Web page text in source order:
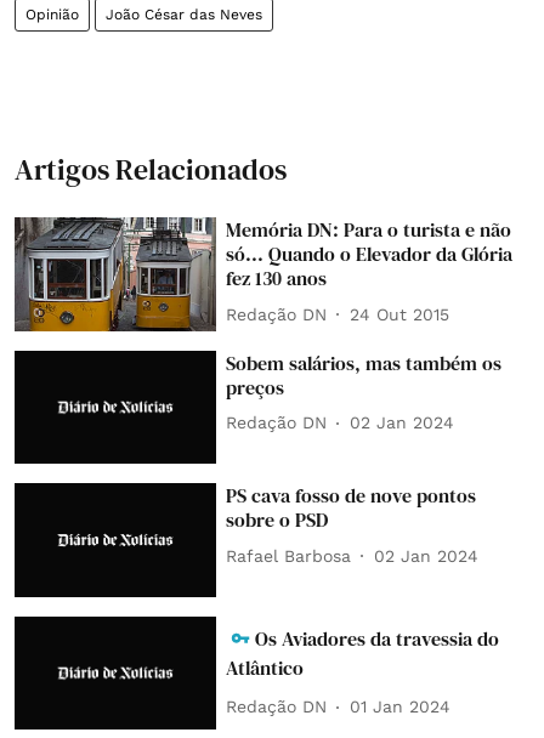
Opinião João César das Neves
Artigos Relacionados
Memória DN: Para o turista e não
só... Quando o Elevador da Glória
fez 130 anos
Redação DN 24 Out 2015
Sobem salários, mas também os
preços
Redação DN 02 Jan 2024
PS cava fosso de nove pontos
sobre o PSD
Rafael Barbosa 02 Jan 2024
Os Aviadores da travessia do
Atlântico
Redação DN 01 Jan 2024